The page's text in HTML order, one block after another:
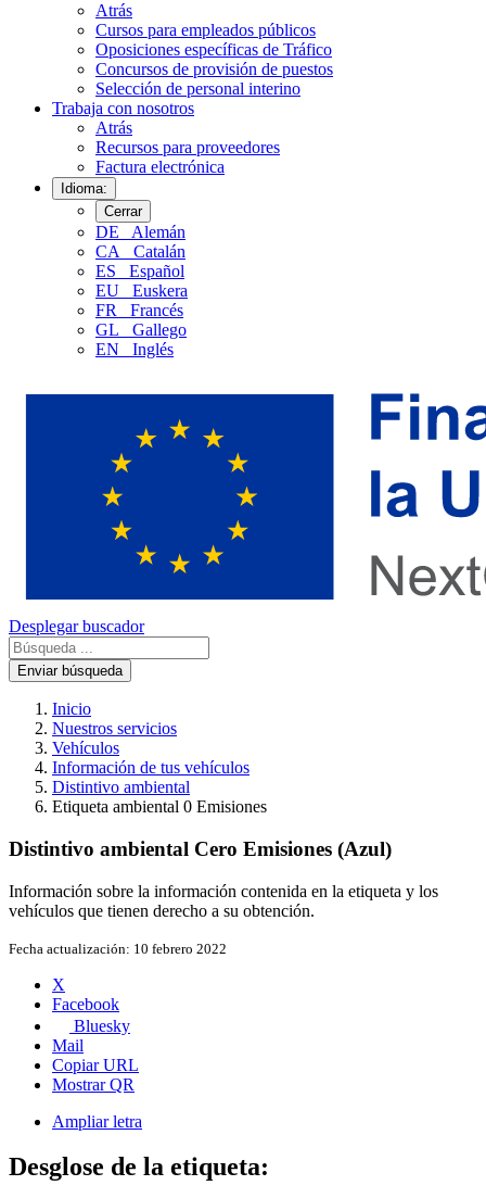
Atrás
Cursos para empleados públicos
Oposiciones específicas de Tráfico
Concursos de provisión de puestos
Selección de personal interino
Trabaja con nosotros
Atrás
Recursos para proveedores
Factura electrónica
Idioma:
Cerrar
DE
Alemán
CA
Catalán
ES
Español
EU
Euskera
FR
Francés
GL
Gallego
EN
Inglés
Desplegar buscador
Enviar búsqueda
Inicio
Nuestros servicios
Vehículos
Información de tus vehículos
Distintivo ambiental
Etiqueta ambiental 0 Emisiones
Distintivo ambiental Cero Emisiones (Azul)
Información sobre la información contenida en la etiqueta y los
vehículos que tienen derecho a su obtención.
Fecha actualización: 10 febrero 2022
X
Facebook
Bluesky
Mail
Copiar URL
Mostrar QR
Ampliar letra
Desglose de la etiqueta: